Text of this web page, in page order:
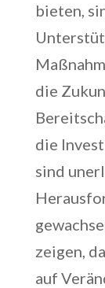
bieten,
die
die
sind
zeigen,
auf